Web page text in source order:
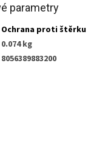
parametry
Ochrana proti štěrku
0.074 kg
8056389883200